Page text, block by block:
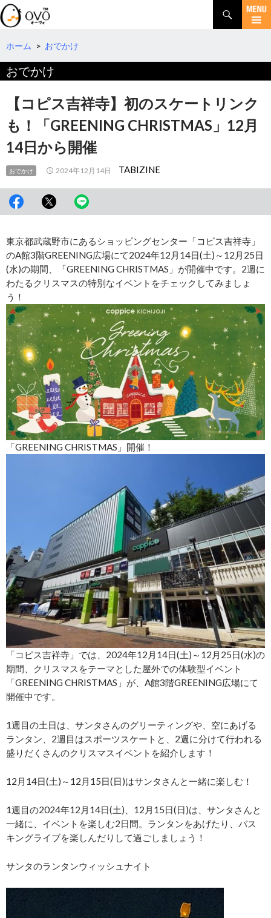
検
索
コ
テ
ツ
へ
ホーム > おでかけ
おでかけ
【コピス吉祥寺】初のスケートリンク
も！「GREENING CHRISTMAS」12月
14日から開催
おでかけ 2024年12月14日 TABIZINE
東京都武蔵野市にあるショッピングセンター「コピス吉祥寺」
のA館3階GREENING広場にて2024年12月14日(土)～12月25日
(水)の期間、「GREENING CHRISTMAS」が開催中です。2週に
わたるクリスマスの特別なイベントをチェックしてみましょ
う！
「GREENING CHRISTMAS」開催！
「コピス吉祥寺」では、2024年12月14日(土)～12月25日(水)の
期間、クリスマスをテーマとした屋外での体験型イベント
「GREENING CHRISTMAS」が、A館3階GREENING広場にて
開催中です。
1週目の土日は、サンタさんのグリーティングや、空にあげる
ランタン、2週目はスポーツスケートと、2週に分けて行われる
盛りだくさんのクリスマスイベントを紹介します！
12月14日(土)～12月15日(日)はサンタさんと一緒に楽しむ！
1週目の2024年12月14日(土)、12月15日(日)は、サンタさんと
一緒に、イベントを楽しむ2日間。ランタンをあげたり、バス
キングライブを楽しんだりして過ごしましょう！
サンタのランタンウィッシュナイト